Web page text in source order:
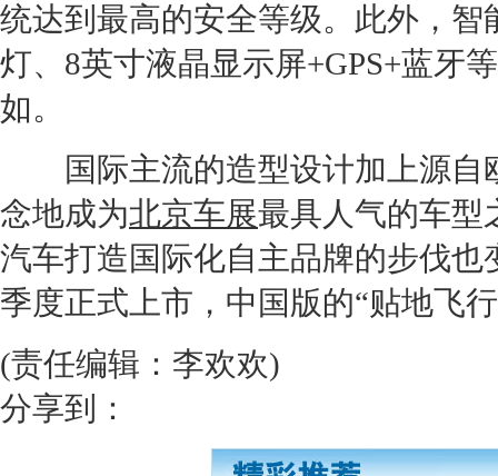
统达到最高的安全等级。此外，
灯、8英寸液晶显示屏+GPS+蓝牙
如。
国际主流的造型设计加上源自
念地成为北京车展最具人气的车型
汽车打造国际化自主品牌的步伐也
季度正式上市，中国版的“贴地飞
(责任编辑：李欢欢)
分享到：